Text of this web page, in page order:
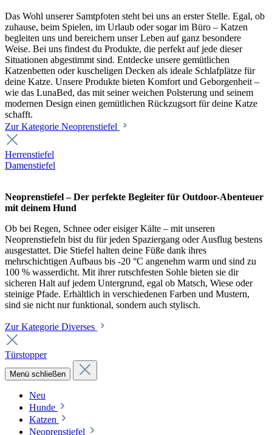
Das Wohl unserer Samtpfoten steht bei uns an erster Stelle. Egal, ob
zuhause, beim Spielen, im Urlaub oder sogar im Büro – Katzen
begleiten uns und bereichern unser Leben auf ganz besondere
Weise. Bei uns findest du Produkte, die perfekt auf jede dieser
Situationen abgestimmt sind. Entdecke unsere gemütlichen
Katzenbetten oder kuscheligen Decken als ideale Schlafplätze für
deine Katze. Unsere Produkte bieten Komfort und Geborgenheit –
wie das LunaBed, das mit seiner weichen Polsterung und seinem
modernen Design einen gemütlichen Rückzugsort für deine Katze
schafft.
Zur Kategorie Neoprenstiefel
Herrenstiefel
Damenstiefel
Neoprenstiefel – Der perfekte Begleiter für Outdoor-Abenteuer
mit deinem Hund
Ob bei Regen, Schnee oder eisiger Kälte – mit unseren
Neoprenstiefeln bist du für jeden Spaziergang oder Ausflug bestens
ausgestattet. Die Stiefel halten deine Füße dank ihres
mehrschichtigen Aufbaus bis -20 °C angenehm warm und sind zu
100 % wasserdicht. Mit ihrer rutschfesten Sohle bieten sie dir
sicheren Halt auf jedem Untergrund, egal ob Matsch, Wiese oder
steinige Pfade. Erhältlich in verschiedenen Farben und Mustern,
sind sie nicht nur funktional, sondern auch stylisch.
Zur Kategorie Diverses
Türstopper
Menü schließen
Neu
Hunde
Katzen
Neoprenstiefel